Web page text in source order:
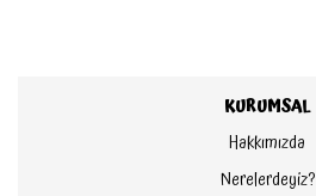
KURUMSAL
Hakkımızda
Nerelerdeyiz?